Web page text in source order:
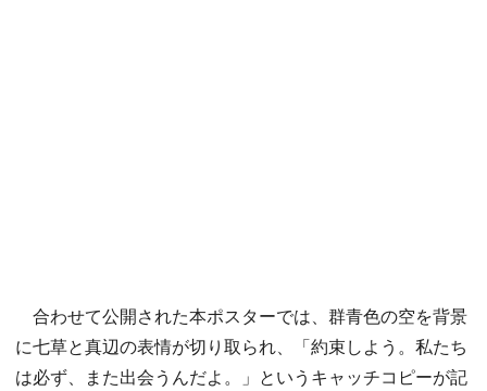
合わせて公開された本ポスターでは、群青色の空を背景
に七草と真辺の表情が切り取られ、「約束しよう。私たち
は必ず、また出会うんだよ。」というキャッチコピーが記